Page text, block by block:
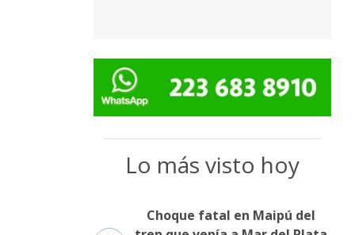
Lo más visto hoy
Choque fatal en Maipú del